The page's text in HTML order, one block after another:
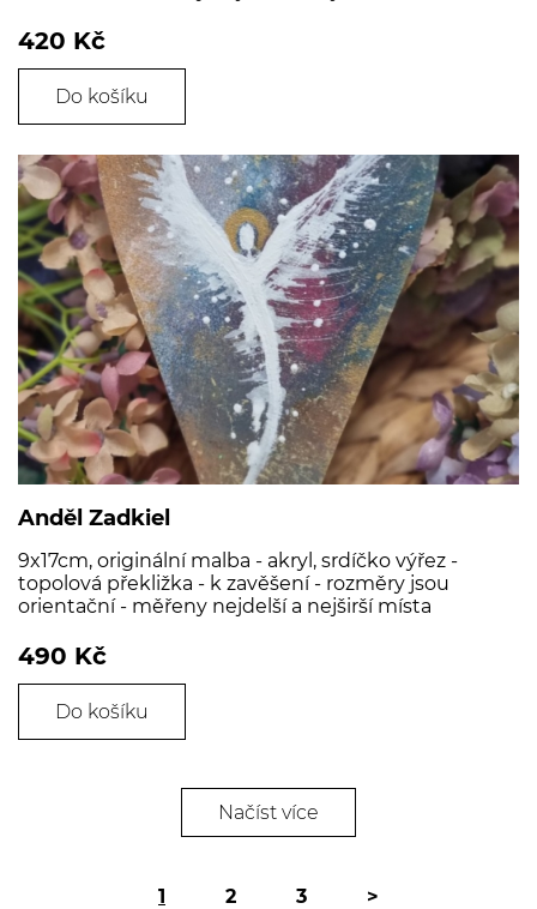
420 Kč
Do košíku
Anděl Zadkiel
9x17cm, originální malba - akryl, srdíčko výřez -
topolová překližka - k zavěšení - rozměry jsou
orientační - měřeny nejdelší a nejširší místa
490 Kč
Do košíku
Načíst více
1 2 3 >